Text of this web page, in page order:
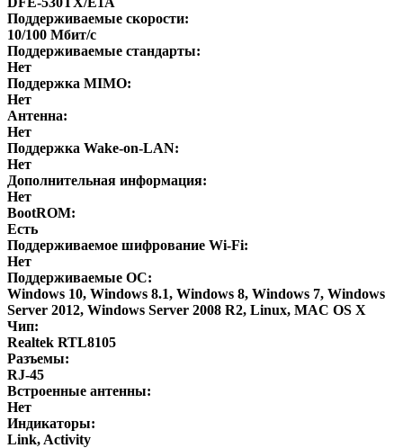
Поддерживаемые скорости:
10/100 Мбит/с
Поддерживаемые стандарты:
Нет
Поддержка MIMO:
Нет
Антенна:
Нет
Поддержка Wake-on-LAN:
Нет
Дополнительная информация:
Нет
BootROM:
Есть
Поддерживаемое шифрование Wi-Fi:
Нет
Поддерживаемые ОС:
Windows 10, Windows 8.1, Windows 8, Windows 7, Windows
Server 2012, Windows Server 2008 R2, Linux, MAC OS X
Чип:
Realtek RTL8105
Разъемы:
RJ-45
Встроенные антенны:
Нет
Индикаторы:
Link, Activity